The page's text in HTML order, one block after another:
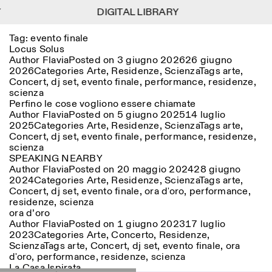
Menu
Lingua EN IT DE
Calendario
Istituto Svizzero
Ricerca
Residenze
Archivio
Blog
Organizzazione
Biblioteca
Jobs
Altre Attività
NEWSLETTER
Registrati alla nostra newsletter per ricevere
informazioni sui nostri eventi
Information
ISTITUTO SVIZZERO
ROMA
Villa Maraini
Via Ludovisi 48
+39 06 420 421
roma@istitutosvizzero.it
Trasporto pubblico:
Barberini
ORARI PORTINERIA:
LUN-VEN
ORARI MOSTRE:
Atlas Studios
Mercoledì/Venerdì: 14:30-
18:30
Filtri
Area di appartenenza
Reset
Arte
Luogo
Reset
Roma
Tutte Milano
Categoria
Reset
Tutte le categorie
Antropologia
Architettura
Arte
Astrofisica
Book launch
Tag:evento finale
Locus Solus
Author FlaviaPosted on 3 giugno 202626 giugno
2026Categories Arte, Residenze, ScienzaTagsarte,
Concert,dj set,evento finale, performance, residenze,
scienza
Perfino le cose vogliono essere chiamate
Author FlaviaPosted on 5 giugno 202514 luglio
2025Categories Arte, Residenze, ScienzaTagsarte,
Concert,dj set,evento finale, performance, residenze,
scienza
SPEAKING NEARBY
Author FlaviaPosted on 20 maggio 202428 giugno
2024Categories Arte, Residenze, ScienzaTagsarte,
Concert,dj set,evento finale, ora d'oro, performance,
residenze, scienza
ora d’oro
Author FlaviaPosted on 1 giugno 202317 luglio
2023Categories Arte,Concerto, Residenze,
ScienzaTagsarte, Concert, dj set, evento finale, ora
d'oro, performance, residenze, scienza
La Casa Ispirata
DIGITAL LIBRARY
DIGITAL LIBRARY